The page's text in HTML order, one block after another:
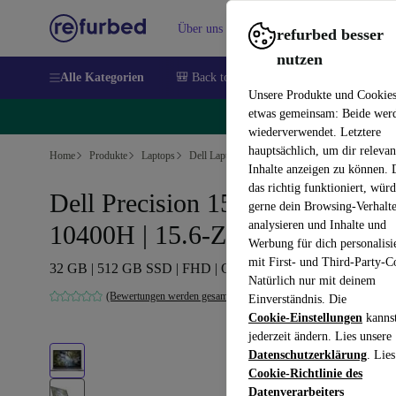
refurbed besser
nutzen
Unsere Produkte und
etwas gemeinsam: Beide
wiederverwendet. Letztere
hauptsächlich, um dir
Inhalte anzeigen zu können.
das richtig funktioniert,
gerne dein Browsing-
analysieren und Inhalte und
Werbung für dich
mit First- und Third-Party-
Natürlich nur mit deinem
Einverständnis. Die
Cookie-Einstellungen
jederzeit ändern. Lies unsere
Datenschutzerklärung.
Cookie-Richtlinie des
Datenverarbeiters
Über uns Verkaufen Hilfe
Alle Kategorien 🎒 Back to school
Home Produkte Laptops Dell Laptops
Dell Precision 15 3551 | i5-
10400H | 15.6-Zoll
32 GB | 512 GB SSD | FHD | Quadro P620 | Win 11 Pro |
(Bewertungen werden gesammelt)